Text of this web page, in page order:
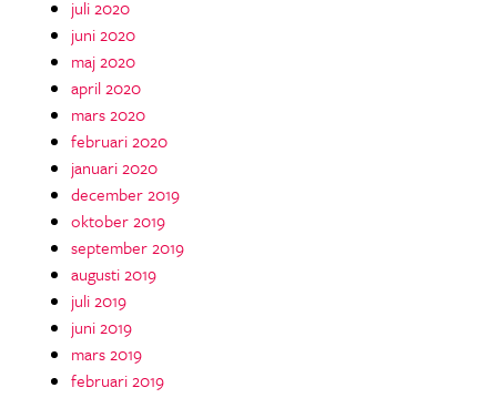
juli 2020
juni 2020
maj 2020
april 2020
mars 2020
februari 2020
januari 2020
december 2019
oktober 2019
september 2019
augusti 2019
juli 2019
juni 2019
mars 2019
februari 2019